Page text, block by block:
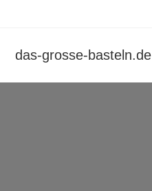
das-grosse-basteln.de